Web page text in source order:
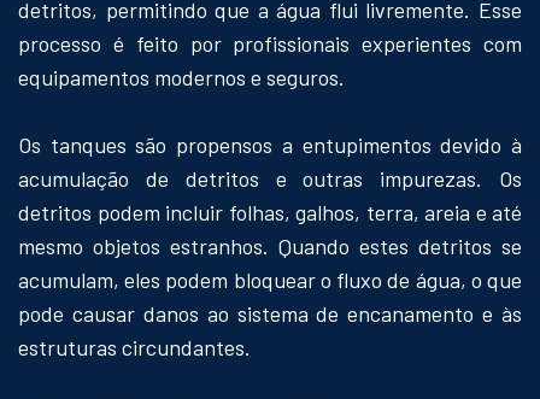
detritos, permitindo que a água flui livremente. Esse
processo é feito por profissionais experientes com
equipamentos modernos e seguros.
Os tanques são propensos a entupimentos devido à
acumulação de detritos e outras impurezas. Os
detritos podem incluir folhas, galhos, terra, areia e até
mesmo objetos estranhos. Quando estes detritos se
acumulam, eles podem bloquear o fluxo de água, o que
pode causar danos ao sistema de encanamento e às
estruturas circundantes.